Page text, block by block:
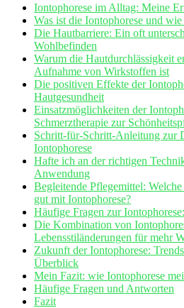
Iontophorese im Alltag: Meine
Was ist die Iontophorese und
Die Hautbarriere: Ein oft
Wohlbefinden
Warum ​die Hautdurchlässigkeit
Aufnahme von Wirkstoffen ist
Die positiven Effekte der
Hautgesundheit
Einsatzmöglichkeiten der
Schmerztherapie zur
Schritt-für-Schritt-Anleitung zur
Iontophorese
Hafte ich an der richtigen
Anwendung
Begleitende Pflegemittel:
gut mit Iontophorese?
Häufige Fragen zur
Die Kombination von
Lebensstiländerungen für mehr
Zukunft der Iontophorese:
Überblick
Mein Fazit: wie Iontophorese
Häufige Fragen und Antworten
Fazit